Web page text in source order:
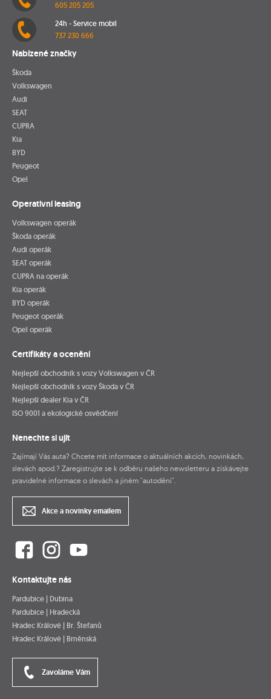
605 205 205
24h - Service mobil
737 230 666
Nabízené značky
Škoda
Volkswagen
Audi
SEAT
CUPRA
Kia
BYD
Peugeot
Opel
Operativní leasing
Volkswagen operák
Škoda operák
Audi operák
SEAT operák
CUPRA na operák
Kia operák
BYD operák
Peugeot operák
Opel operák
Certifikáty a ocenění
Nejlepší obchodník s vozy Volkswagen v ČR
Nejlepší obchodník s vozy Škoda v ČR
Nejlepší dealer Kia v ČR
ISO 9001 a ekologické osvědčení
Nenechte si ujít
Zajímají Vás auta? Chcete mít informace o aktuálních akcích, novinkách,
slevách apod.? Zaregistrujte se k odběru našeho newsletteru a získávejte
pravidelné informace o slevách a jiném "autodění".
Akce a novinky emailem
Kontaktujte nás
Pardubice | Dubina
Pardubice | Hradecká
Hradec Králové | Br. Štefanů
Hradec Králové | Brněnská
Zavoláme Vám